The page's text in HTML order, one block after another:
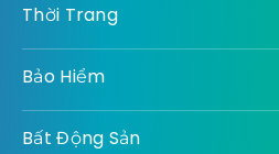
Thời Trang
Bảo Hiểm
Bất Động Sản